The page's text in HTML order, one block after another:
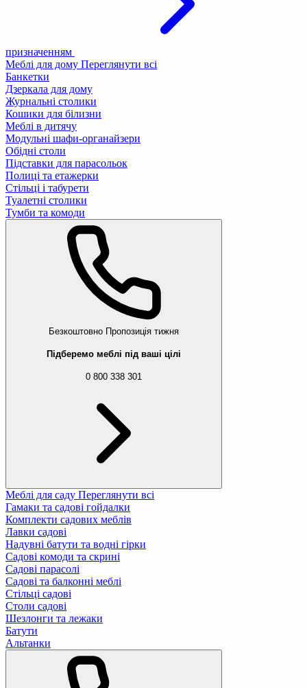
призначенням
Меблі для дому Переглянути всі
Банкетки
Дзеркала для дому
Журнальні столики
Кошики для білизни
Меблі в дитячу
Модульні шафи-органайзери
Обідні столи
Підставки для парасольок
Полиці та етажерки
Стільці і табурети
Туалетні столики
Тумби та комоди
Безкоштовно Пропозиція тижня
Підберемо меблі під ваші цілі
0 800 338 301
Меблі для саду Переглянути всі
Гамаки та садові гойдалки
Комплекти садових меблів
Лавки садові
Надувні батути та водні гірки
Садові комоди та скрині
Садові парасолі
Садові та балконні меблі
Стільці садові
Столи садові
Шезлонги та лежаки
Батути
Альтанки